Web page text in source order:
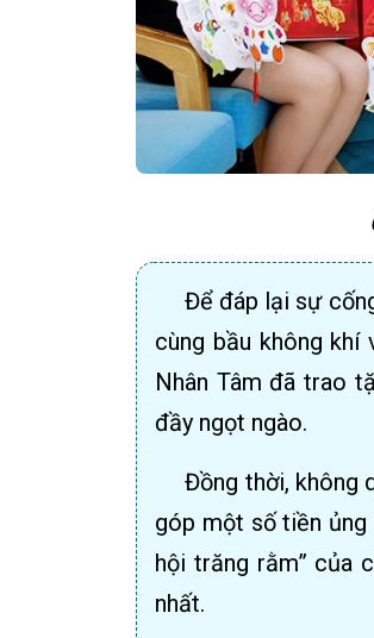
Để đáp lại sự
cùng bầu không
Nhân Tâm đã trao
đầy ngọt ngào.
Đồng thời, không
góp một số tiền ủng
hội trăng rằm” của
nhất.